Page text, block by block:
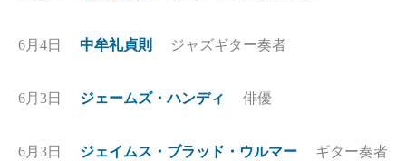
6月4日 中牟礼貞則 ジャズギター奏者
6月3日 ジェームズ・ハンディ 俳優
6月3日 ジェイムス・ブラッド・ウルマー ギター奏者